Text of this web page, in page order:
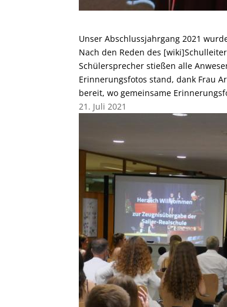
Unser Abschlussjahrgang 2021
Nach den Reden des
Schülersprecher stießen alle
Erinnerungsfotos stand, dank Frau
bereit, wo gemeinsame
21. Juli 2021